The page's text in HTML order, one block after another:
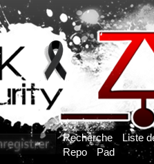
Recherche
Liste
Repo
Pad